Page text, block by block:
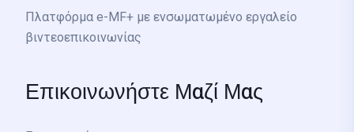
Πλατφόρμα e-MF+ με ενσωματωμένο εργαλείο
βιντεοεπικοινωνίας
Επικοινωνήστε Μαζί Μας